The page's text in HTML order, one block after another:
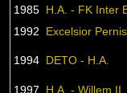
1985 H.A. - FK Inter
1992
Excelsior
1994 DETO - H.A.
1997
H.A. - Willem II